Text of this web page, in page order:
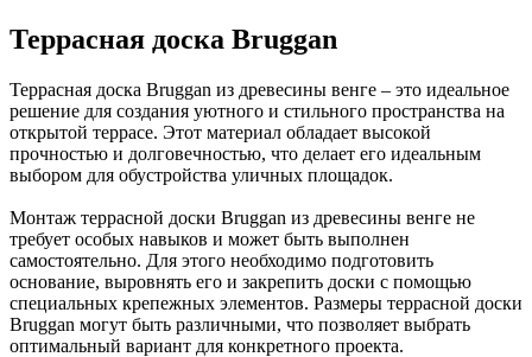
Террасная доска Bruggan
Террасная доска Bruggan из древесины венге – это идеальное
решение для создания уютного и стильного пространства на
открытой террасе. Этот материал обладает высокой
прочностью и долговечностью, что делает его идеальным
выбором для обустройства уличных площадок.
Монтаж террасной доски Bruggan из древесины венге не
требует особых навыков и может быть выполнен
самостоятельно. Для этого необходимо подготовить
основание, выровнять его и закрепить доски с помощью
специальных крепежных элементов. Размеры террасной доски
Bruggan могут быть различными, что позволяет выбрать
оптимальный вариант для конкретного проекта.